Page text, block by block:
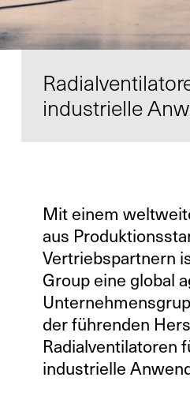
Kontakt
Infocenter
AGB
DE EN SV ZH
industrielle
Mit einem
aus
Vertriebspartnern
Group eine global
der führenden
Radialventilatoren
industrielle